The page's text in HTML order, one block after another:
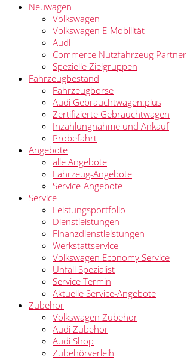
Neuwagen
Volkswagen
Volkswagen E-Mobilität
Audi
Commerce Nutzfahrzeug Partner
Spezielle Zielgruppen
Fahrzeugbestand
Fahrzeugbörse
Audi Gebrauchtwagen:plus
Zertifizierte Gebrauchtwagen
Inzahlungnahme und Ankauf
Probefahrt
Angebote
alle Angebote
Fahrzeug-Angebote
Service-Angebote
Service
Leistungsportfolio
Dienstleistungen
Finanzdienstleistungen
Werkstattservice
Volkswagen Economy Service
Unfall Spezialist
Service Termin
Aktuelle Service-Angebote
Zubehör
Volkswagen Zubehör
Audi Zubehör
Audi Shop
Zubehörverleih